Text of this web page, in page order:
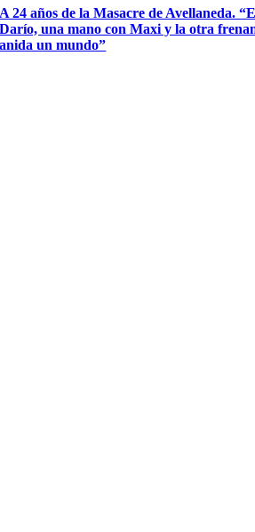
A 24 años de la Masacre de Avellaneda.
Darío, una mano con Maxi y la otra
anida un mundo”